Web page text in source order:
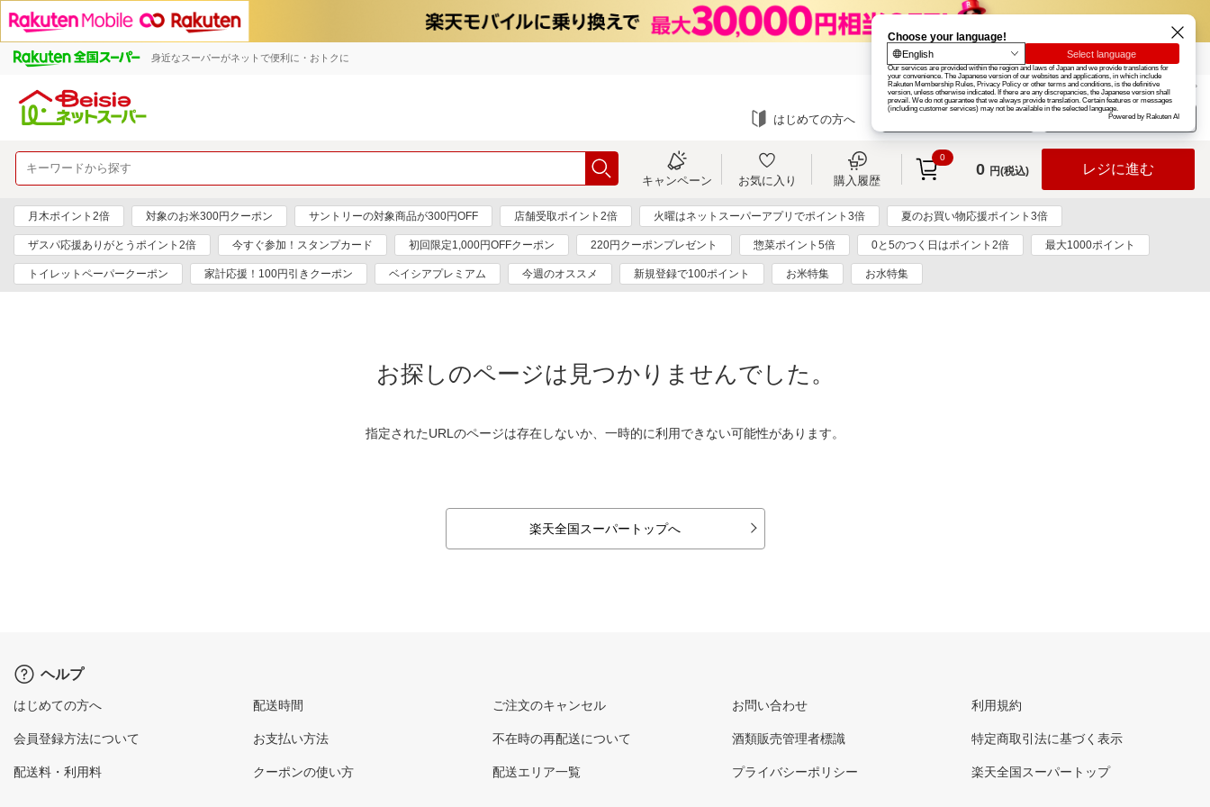
身近なスーパーがネットで便利に・おトクに 楽天グループ カード
お知らせ ヘルプ
はじめての方へ ログイン
キャンペーン お気に入り 購入履歴
0
0 円(税込) レジに進む
月木ポイント2倍 対象のお米300円クーポン サントリーの対象商品が300円OFF 店舗受取ポイント2倍 火曜はネットスーパーアプリでポイント3倍 夏のお買い物応援ポイント3倍
ザスパ応援ありがとうポイント2倍 今すぐ参加！スタンプカード 初回限定1,000円OFFクーポン 220円クーポンプレゼント 惣菜ポイント5倍 0と5のつく日はポイント2倍 最大1000ポイント
トイレットペーパークーポン 家計応援！100円引きクーポン ベイシアプレミアム 今週のオススメ 新規登録で100ポイント お米特集 お水特集
お探しのページは見つかりませんでした。
指定されたURLのページは存在しないか、一時的に利用できない可能性があります。
楽天全国スーパートップへ
ヘルプ
はじめての方へ
会員登録方法について
配送料・利用料
配送時間
お支払い方法
クーポンの使い方
ご注文のキャンセル
不在時の再配送について
配送エリア一覧
お問い合わせ
酒類販売管理者標識
プライバシーポリシー
利用規約
特定商取引法に基づく表示
楽天全国スーパートップ